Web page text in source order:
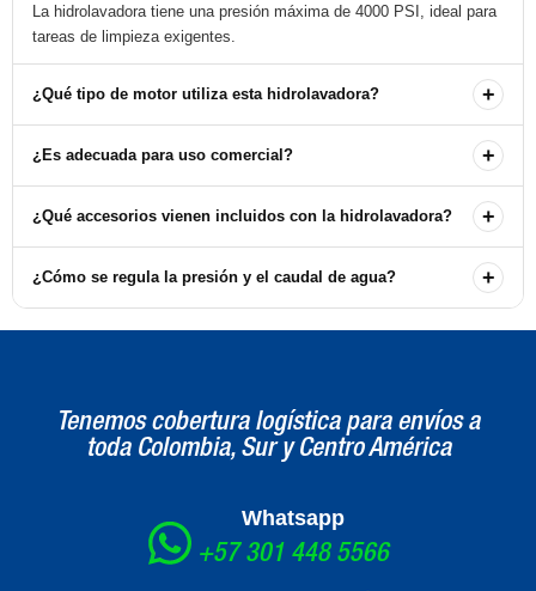
La hidrolavadora tiene una presión máxima de 4000 PSI, ideal para
tareas de limpieza exigentes.
¿Qué tipo de motor utiliza esta hidrolavadora? +
Esta hidrolavadora utiliza un motor a gasolina Honda GX390,
¿Es adecuada para uso comercial? +
Sí, esta hidrolavadora está diseñada para uso comercial y es
¿Qué accesorios vienen incluidos con la hidrolavadora? +
Incluye una manguera de 25 pies con acopladores, 3 inyectores de
¿Cómo se regula la presión y el caudal de agua? +
La presión y el caudal de agua se pueden regular directamente en
Tenemos cobertura logística para envíos a
toda Colombia, Sur y Centro América
Whatsapp
+57 301 448 5566